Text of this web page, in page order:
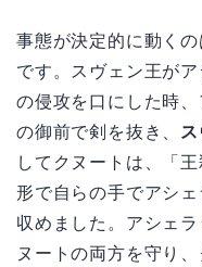
事態が決定的に動く
です。スヴェン王が
の侵攻を口にした時
の御前で剣を抜き、
してクヌートは、「
形で自らの手でアシ
収めました。アシェ
ヌートの両方を守り